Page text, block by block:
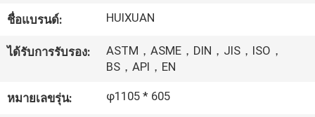
วิดีโอ
กับ
ชื่อแบรนด์: HUIXUAN
ได้รับการรับรอง:
ASTM，ASME，DIN，JIS，ISO，
BS，API，EN
หมายเลขรุ่น: φ1105 * 605